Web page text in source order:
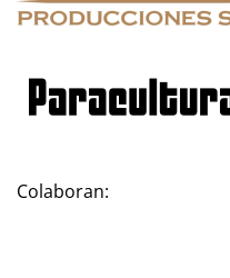
Colaboran: